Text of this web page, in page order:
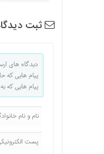
ثبت
دیدگاه های
پیام هایی که
پیام هایی که